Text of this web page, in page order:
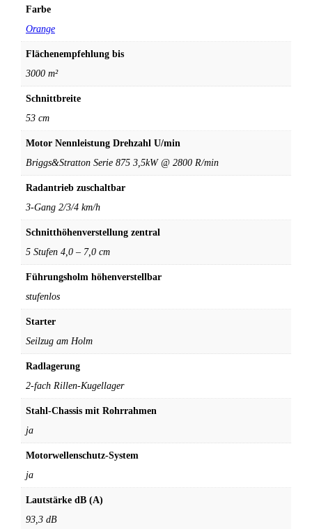
Farbe
Orange
Flächenempfehlung bis
3000 m²
Schnittbreite
53 cm
Motor Nennleistung Drehzahl U/min
Briggs&Stratton Serie 875 3,5kW @ 2800 R/min
Radantrieb zuschaltbar
3-Gang 2/3/4 km/h
Schnitthöhenverstellung zentral
5 Stufen 4,0 – 7,0 cm
Führungsholm höhenverstellbar
stufenlos
Starter
Seilzug am Holm
Radlagerung
2-fach Rillen-Kugellager
Stahl-Chassis mit Rohrrahmen
ja
Motorwellenschutz-System
ja
Lautstärke dB (A)
93,3 dB